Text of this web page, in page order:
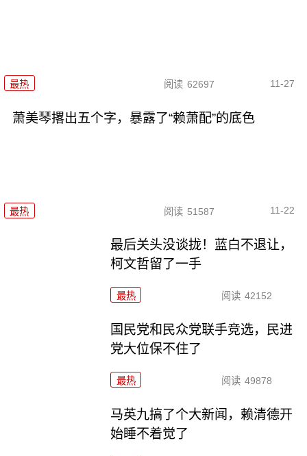
最热 阅读 62697 11-27
萧美琴撂出五个字，暴露了“赖萧配”的底色
最热 阅读 51587 11-22
最后关头没谈拢！蓝白不退让，
柯文哲留了一手
最热 阅读 42152
国民党和民众党联手竞选，民进
党大位保不住了
最热 阅读 49878
马英九搞了个大新闻，赖清德开
始睡不着觉了